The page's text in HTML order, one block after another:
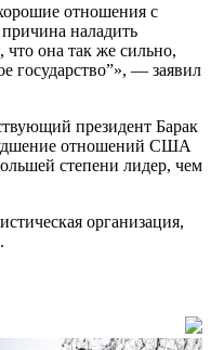
отношения с
наладить
что она так же сильно,
государство”», — заявил
президент Барак
отношений США
степени лидер, чем
организация,